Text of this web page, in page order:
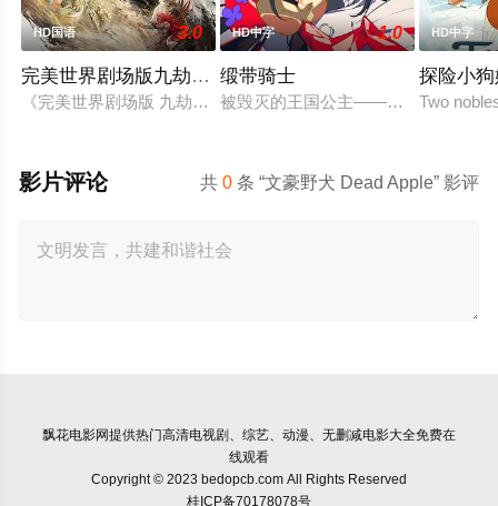
HD国语 3.0
完美世界剧场版九劫焚天
《完美世界剧场版 九劫焚天》是动画《完美世界》的第二部剧
HD中字 1.0
缎带骑士
被毁灭的王国公主——萨菲娅。灾厄“
HD中字
探险小
Two
共0 条 “文豪野犬 Dead Apple” 影评
影片评论
飘花电影网提供热门高清电视剧、综艺、动漫、无删减电影大全免费在
线观看
Copyright © 2023 bedopcb.com All Rights Reserved
桂ICP备70178078号